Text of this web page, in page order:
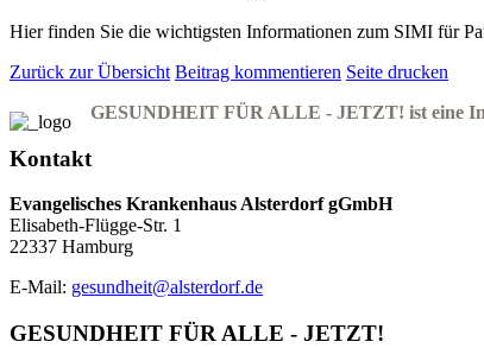
Hier finden Sie die wichtigsten Informationen zum SIMI für
Zurück zur Übersicht Beitrag kommentieren Seite drucken
GESUNDHEIT FÜR ALLE - JETZT! ist eine
Kontakt
Evangelisches Krankenhaus Alsterdorf gGmbH
Elisabeth-Flügge-Str. 1
22337 Hamburg
E-Mail: gesundheit@alsterdorf.de
GESUNDHEIT FÜR ALLE - JETZT!